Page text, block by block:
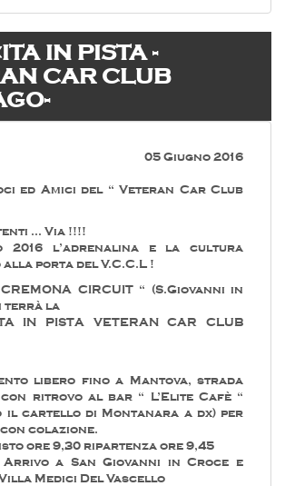
IN PISTA -
CAR CLUB
05 Giugno 2016
ed Amici del “ Veteran Car Club
… Via !!!!
2016 l’adrenalina e la cultura
porta del V.C.C.L !
CIRCUIT “ (S.Giovanni in
terrà la
IN PISTA VETERAN CAR CLUB
libero fino a Mantova, strada
con ritrovo al bar “ L’Elite Cafè “
il cartello di Montanara a dx) per
colazione.
ore 9,30 ripartenza ore 9,45
Arrivo a San Giovanni in Croce e
Medici Del Vascello